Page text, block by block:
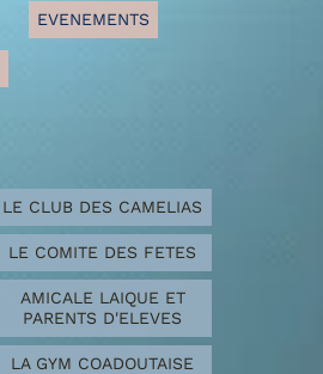
EVENEMENTS
LE CLUB DES CAMELIAS
LE COMITE DES FETES
AMICALE LAIQUE ET
PARENTS D'ELEVES
LA GYM COADOUTAISE